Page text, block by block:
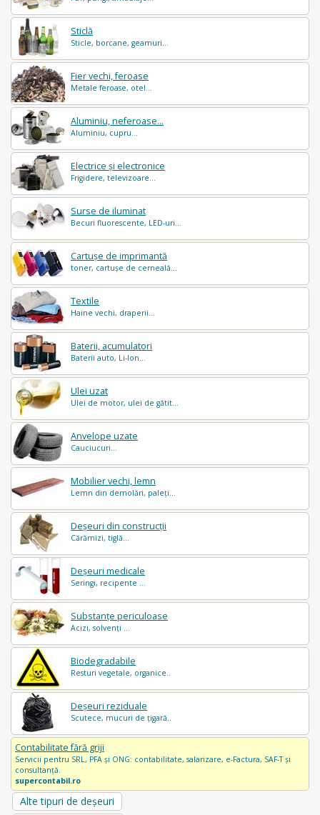
Sticlă
Sticle, borcane, geamuri...
Fier vechi, feroase
Metale feroase, otel...
Aluminiu, neferoase...
Aluminiu, cupru...
Electrice și electronice
Frigidere, televizoare...
Surse de iluminat
Becuri fluorescente, LED-uri...
Cartușe de imprimantă
toner, cartușe de cerneală...
Textile
Haine vechi, draperii...
Baterii, acumulatori
Baterii auto, Li-Ion...
Ulei uzat
Ulei de motor, ulei de gătit...
Anvelope uzate
Cauciucuri...
Mobilier vechi, lemn
Lemn din demolări, paleți...
Deșeuri din construcții
Cărămizi, tiglă...
Deșeuri medicale
Seringi, recipente ...
Substanțe periculoase
Acizi, solvenți ...
Biodegradabile
Resturi vegetale, organice..
Deșeuri reziduale
Scutece, mucuri de țigară..
Contabilitate fără griji
Servicii pentru SRL, PFA și ONG: contabilitate, salarizare, e-Factura, SAF-T și
consultanță.
supercontabil.ro
Alte tipuri de deșeuri